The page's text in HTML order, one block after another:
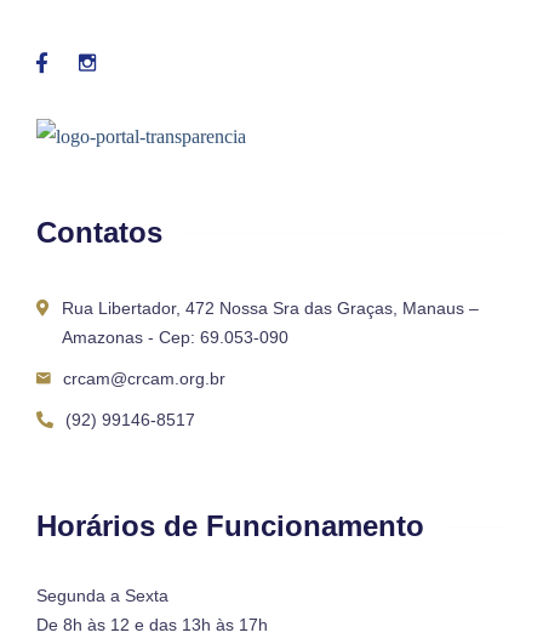
Contatos
Rua Libertador, 472 Nossa Sra das Graças, Manaus –
Amazonas - Cep: 69.053-090
crcam@crcam.org.br
(92) 99146-8517
Horários de Funcionamento
Segunda a Sexta
De 8h às 12 e das 13h às 17h